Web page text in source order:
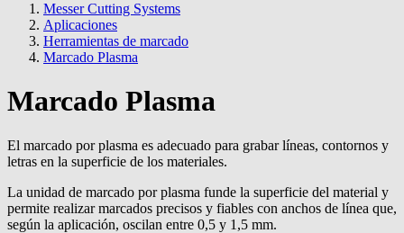
Messer Cutting Systems
Aplicaciones
Herramientas de marcado
Marcado Plasma
Marcado Plasma
El marcado por plasma es adecuado para grabar líneas, contornos y
letras en la superficie de los materiales.
La unidad de marcado por plasma funde la superficie del material y
permite realizar marcados precisos y fiables con anchos de línea que,
según la aplicación, oscilan entre 0,5 y 1,5 mm.